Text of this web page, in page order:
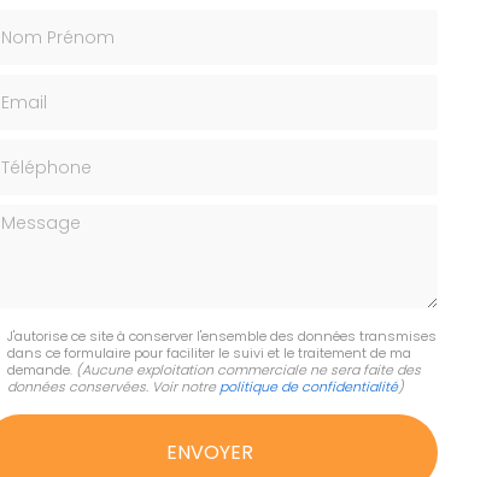
J'autorise ce site à conserver l'ensemble des données transmises
dans ce formulaire pour faciliter le suivi et le traitement de ma
demande. (Aucune exploitation commerciale ne sera faite des
données conservées. Voir notre politique de confidentialité)